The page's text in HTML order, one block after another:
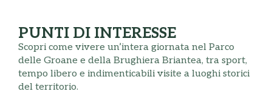
PUNTI DI INTERESSE
Scopri come vivere un’intera giornata nel Parco
delle Groane e della Brughiera Briantea, tra sport,
tempo libero e indimenticabili visite a luoghi storici
del territorio.